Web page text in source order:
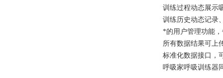
训练过程动态展示
训练历史动态记录
*的用户管理功能
所有数据结果可上
标准化数据接口，
呼吸家呼吸训练器